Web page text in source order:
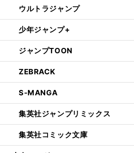
ウルトラジャンプ
少年ジャンプ+
ジャンプTOON
ZEBRACK
S-MANGA
集英社ジャンプリミックス
集英社コミック文庫